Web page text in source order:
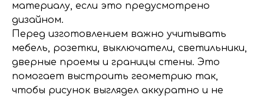
материалу, если это предусмотрено
дизайном.
Перед изготовлением важно учитывать
мебель, розетки, выключатели, светильники,
дверные проемы и границы стены. Это
помогает выстроить геометрию так,
чтобы рисунок выглядел аккуратно и не